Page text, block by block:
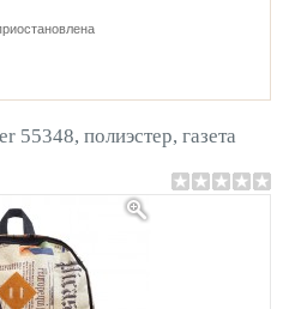
55348, полиэстер, газета